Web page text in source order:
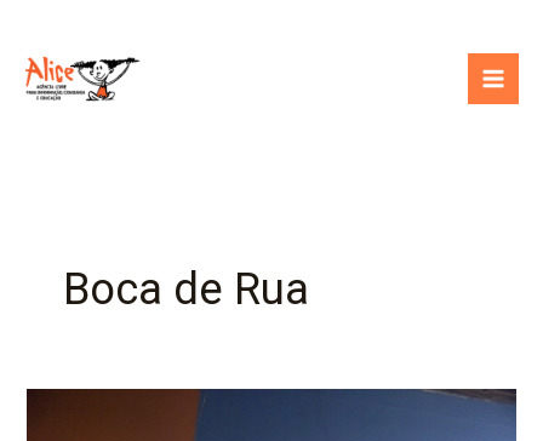
conteúdo
Boca de Rua